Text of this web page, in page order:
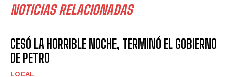
NOTICIAS RELACIONADAS
CESÓ LA HORRIBLE NOCHE, TERMINÓ EL GOBIERNO
DE PETRO
LOCAL